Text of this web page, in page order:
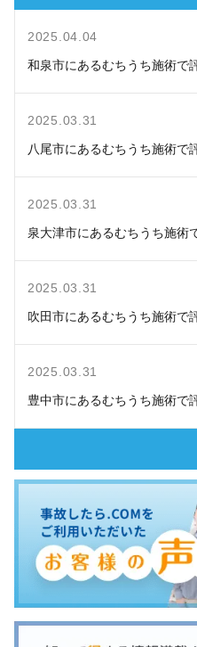
2025.04.04
和泉市にあるむちうち施術で
2025.03.31
八尾市にあるむちうち施術で
2025.03.31
泉大津市にあるむちうち施術
2025.03.31
吹田市にあるむちうち施術で
2025.03.31
豊中市にあるむちうち施術で